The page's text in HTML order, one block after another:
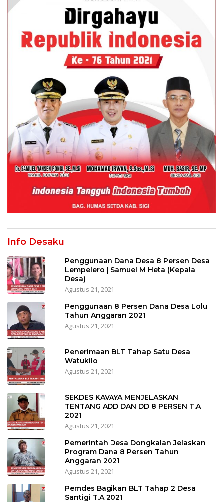
Info Desaku
Penggunaan Dana Desa 8 Persen Desa
Lempelero | Samuel M Heta (Kepala
Desa)
Agustus 21, 2021
Penggunaan 8 Persen Dana Desa Lolu
Tahun Anggaran 2021
Agustus 21, 2021
Penerimaan BLT Tahap Satu Desa
Watukilo
Agustus 21, 2021
SEKDES KAVAYA MENJELASKAN
TENTANG ADD DAN DD 8 PERSEN T.A
2021
Agustus 21, 2021
Pemerintah Desa Dongkalan Jelaskan
Program Dana 8 Persen Tahun
Anggaran 2021
Agustus 21, 2021
Pemdes Bagikan BLT Tahap 2 Desa
Santigi T.A 2021